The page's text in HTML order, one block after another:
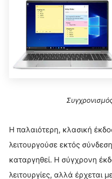
Η παλαιότερη, κλασική
λειτουργούσε εκτός
καταργηθεί. Η σύγχρονη
λειτουργίες, αλλά έρχεται